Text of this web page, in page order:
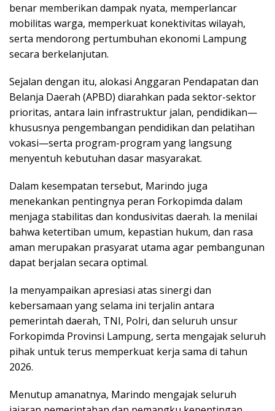
benar memberikan dampak nyata, memperlancar
mobilitas warga, memperkuat konektivitas wilayah,
serta mendorong pertumbuhan ekonomi Lampung
secara berkelanjutan.
Sejalan dengan itu, alokasi Anggaran Pendapatan dan
Belanja Daerah (APBD) diarahkan pada sektor-sektor
prioritas, antara lain infrastruktur jalan, pendidikan—
khususnya pengembangan pendidikan dan pelatihan
vokasi—serta program-program yang langsung
menyentuh kebutuhan dasar masyarakat.
Dalam kesempatan tersebut, Marindo juga
menekankan pentingnya peran Forkopimda dalam
menjaga stabilitas dan kondusivitas daerah. Ia menilai
bahwa ketertiban umum, kepastian hukum, dan rasa
aman merupakan prasyarat utama agar pembangunan
dapat berjalan secara optimal.
Ia menyampaikan apresiasi atas sinergi dan
kebersamaan yang selama ini terjalin antara
pemerintah daerah, TNI, Polri, dan seluruh unsur
Forkopimda Provinsi Lampung, serta mengajak seluruh
pihak untuk terus memperkuat kerja sama di tahun
2026.
Menutup amanatnya, Marindo mengajak seluruh